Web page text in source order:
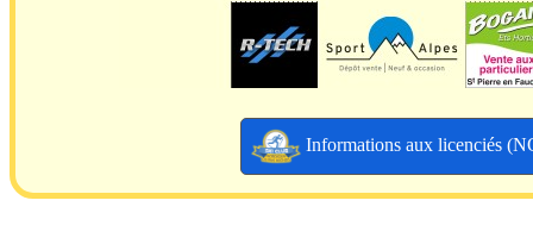
Informations aux licenciés